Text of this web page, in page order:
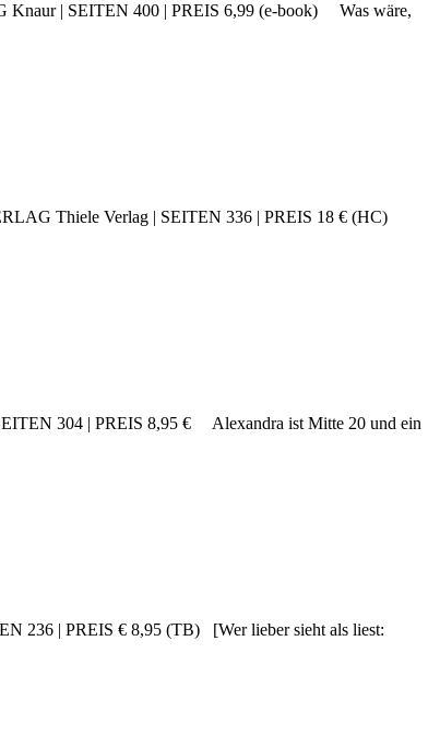
| SEITEN 400 | PREIS 6,99 (e-book) Was wäre,
Thiele Verlag | SEITEN 336 | PREIS 18 € (HC)
304 | PREIS 8,95 € Alexandra ist Mitte 20 und ein
236 | PREIS € 8,95 (TB) [Wer lieber sieht als liest: